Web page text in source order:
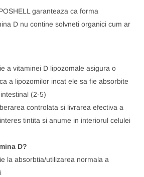
garanteaza ca forma
D nu contine solvneti organici cum ar
a vitaminei D lipozomale asigura o
a lipozomilor incat ele sa fie absorbite
(2-5)
controlata si livrarea efectiva a
tintita si anume in interiorul celulei
D?
la absorbtia/utilizarea normala a